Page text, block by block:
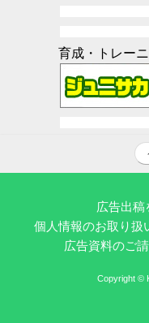
育成・トレー
広告出稿
個人情報のお取り扱
広告資料のご
Copyright ©